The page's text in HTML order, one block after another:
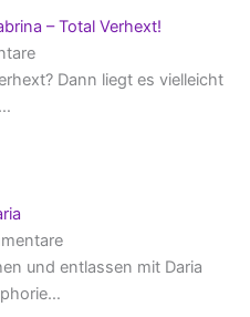
– Total Verhext!
Dann liegt es vielleicht
und entlassen mit Daria